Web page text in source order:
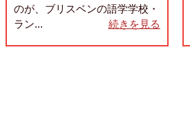
のが、ブリスベンの語学学校・
ラン...
続きを見る